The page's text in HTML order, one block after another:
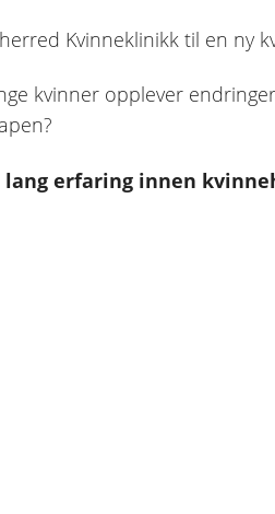
Kvinneklinikk til en ny
kvinner opplever
erfaring innen